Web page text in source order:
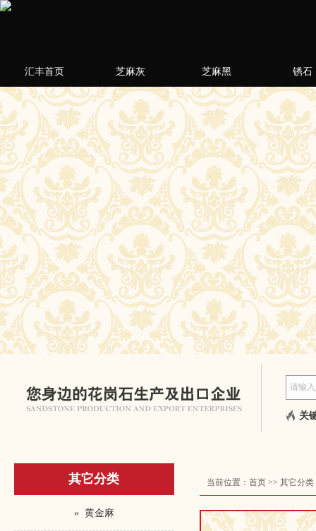
汇丰首页 芝麻灰 芝麻黑 锈石
关
其它分类
» 黄金麻
当前位置： 首页 >> 其它分类